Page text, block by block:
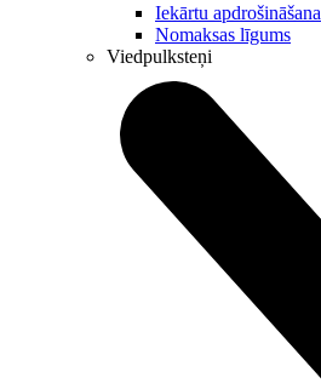
Iekārtu apdrošināšana
Nomaksas līgums
Viedpulksteņi